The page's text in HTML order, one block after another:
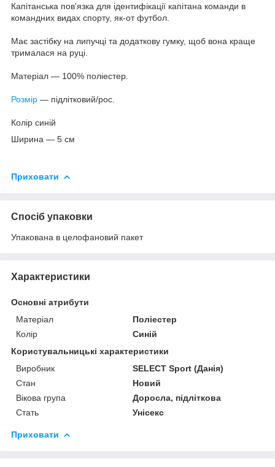
Капітанська пов'язка для ідентифікації капітана команди в
командних видах спорту, як-от футбол.
Має застібку на липучці та додаткову гумку, щоб вона краще
трималася на руці.
Матеріал — 100% поліестер.
Розмір — підлітковий/рос.
Колір синій
Ширина — 5 см
Приховати
Спосіб упаковки
Упакована в целофановий пакет
Характеристики
Основні атрибути
Матеріал
Поліестер
Колір
Синій
Користувальницькі характеристики
Виробник
SELECT Sport (Данія)
Стан
Новий
Вікова група
Доросла, підліткова
Стать
Унісекс
Приховати